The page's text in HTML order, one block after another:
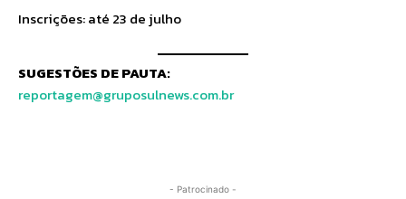
Inscrições: até 23 de julho
SUGESTÕES DE PAUTA:
reportagem@gruposulnews.com.br
- Patrocinado -